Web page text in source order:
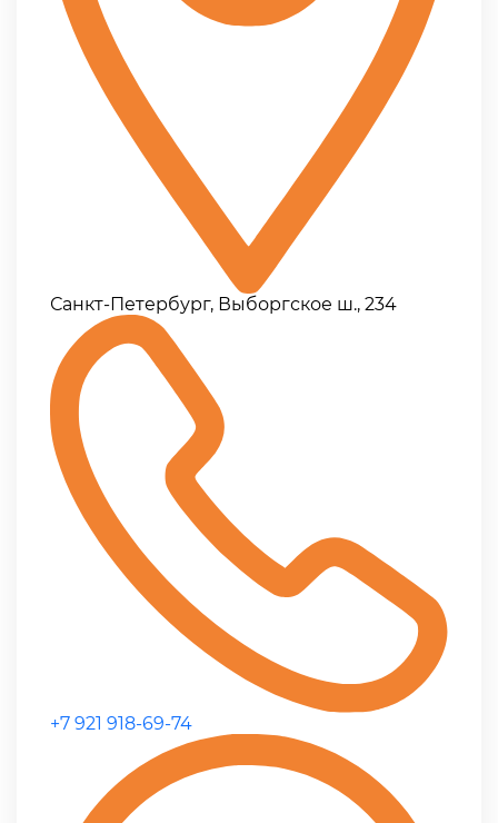
Санкт-Петербург, Выборгское ш., 234
+7 921 918-69-74